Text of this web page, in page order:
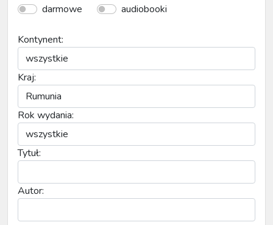
darmowe audiobooki
Kontynent:
Kraj:
Rok wydania:
Tytuł:
Autor: